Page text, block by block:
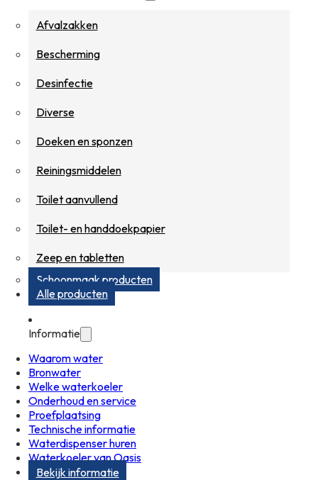
Afvalzakken
Bescherming
Desinfectie
Diverse
Doeken en sponzen
Reiningsmiddelen
Toilet aanvullend
Toilet- en handdoekpapier
Zeep en tabletten
Schoonmaak producten
Alle producten
Informatie
Waarom water
Bronwater
Welke waterkoeler
Onderhoud en service
Proefplaatsing
Technische informatie
Waterdispenser huren
Waterkoeler van Oasis
Bekijk informatie